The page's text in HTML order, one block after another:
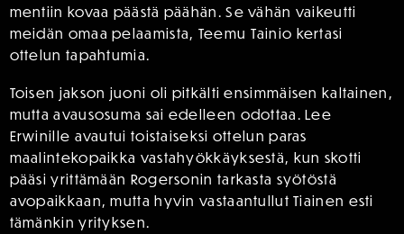
mentiin kovaa päästä päähän. Se vähän vaikeutti
meidän omaa pelaamista, Teemu Tainio kertasi
ottelun tapahtumia.
Toisen jakson juoni oli pitkälti ensimmäisen kaltainen,
mutta avausosuma sai edelleen odottaa. Lee
Erwinille avautui toistaiseksi ottelun paras
maalintekopaikka vastahyökkäyksestä, kun skotti
pääsi yrittämään Rogersonin tarkasta syötöstä
avopaikkaan, mutta hyvin vastaantullut Tiainen esti
tämänkin yrityksen.